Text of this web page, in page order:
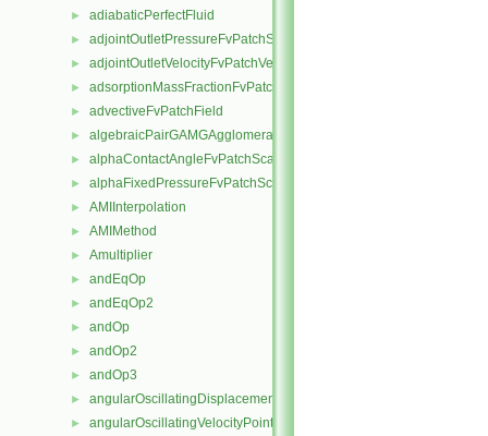
► adiabaticPerfectFluid
► adjointOutletPressureFvPatchScalarField
► adjointOutletVelocityFvPatchVectorField
► adsorptionMassFractionFvPatchScalarField
► advectiveFvPatchField
► algebraicPairGAMGAgglomeration
► alphaContactAngleFvPatchScalarField
► alphaFixedPressureFvPatchScalarField
► AMIInterpolation
► AMIMethod
► Amultiplier
► andEqOp
► andEqOp2
► andOp
► andOp2
► andOp3
► angularOscillatingDisplacementPointPatchVectorField
► angularOscillatingVelocityPointPatchVectorField